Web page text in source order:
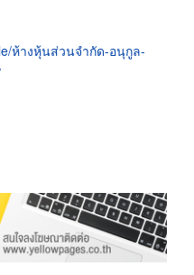
ห้างหุ้นส่วนจำกัด-อนุกูล-